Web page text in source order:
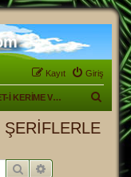
Giriş
Kayıt
AYET-İ KERİME VE HADİS-İ ŞERİFLERLE TASAVVUF
Ara Gelişmiş arama